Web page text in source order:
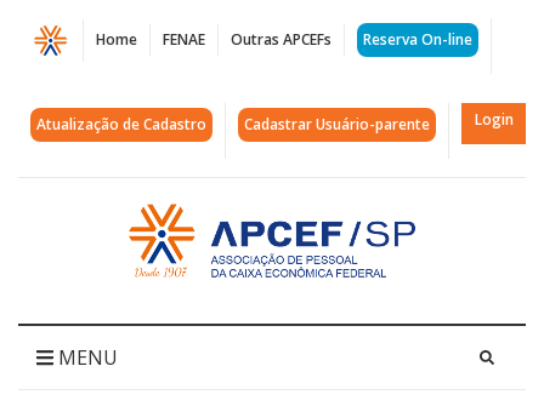
Página
Caixa
disponibiliza
comprovante
para
Home FENAE Outras APCEFs Reserva On-line
Atualização de Cadastro Cadastrar Usuário-parente Login
Acessar
página
inicial
MENU